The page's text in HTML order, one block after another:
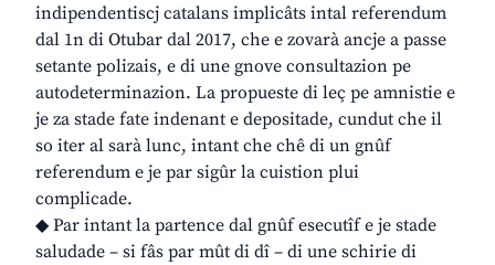
indipendentiscj catalans implicâts intal referendum
dal 1n di Otubar dal 2017, che e zovarà ancje a passe
setante polizais, e di une gnove consultazion pe
autodeterminazion. La propueste di leç pe amnistie e
je za stade fate indenant e depositade, cundut che il
so iter al sarà lunc, intant che chê di un gnûf
referendum e je par sigûr la cuistion plui
complicade.
◆ Par intant la partence dal gnûf esecutîf e je stade
saludade – si fâs par mût di dî – di une schirie di